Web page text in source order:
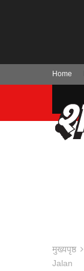
Home
मुख्यपृष्ठ
Jalan